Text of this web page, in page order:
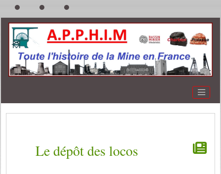
Le dépôt des locos